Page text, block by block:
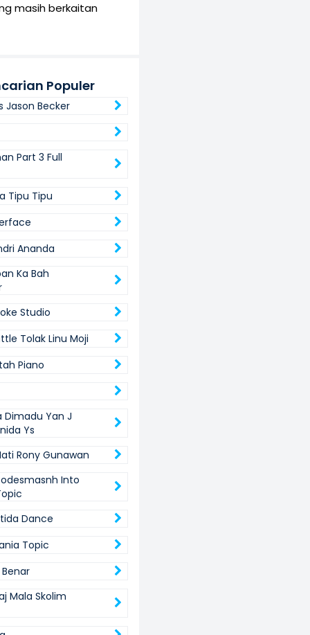
masih berkaitan
Populer
Jason Becker
Part 3 Full
Tipu Tipu
Ananda
Ka Bah
Studio
Tolak Linu Moji
Piano
Dimadu Yan J
Ys
Rony Gunawan
Into
Dance
Topic
Mala Skolim